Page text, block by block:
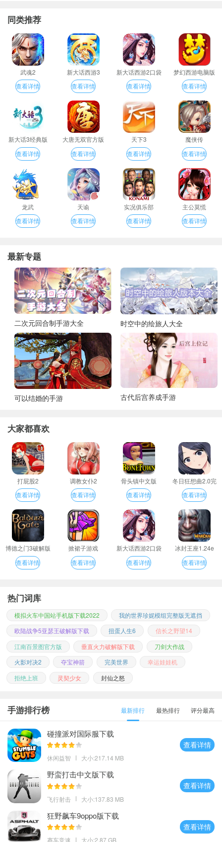
同类推荐
武魂2
查看详情
新大话西游3
查看详情
新大话西游2口袋
版
查看详情
梦幻西游电脑版
查看详情
新大话3经典版
查看详情
大唐无双官方版
查看详情
天下3
查看详情
魔侠传
查看详情
龙武
查看详情
天谕
查看详情
实况俱乐部
查看详情
主公莫慌
查看详情
最新专题
二次元回合制手游大全 时空中的绘旅人大全
可以结婚的手游 古代后宫养成手游
大家都喜欢
打屁股2
查看详情
调教女仆2
查看详情
骨头镇中文版
查看详情
冬日狂想曲2.0完
整汉化版
查看详情
博德之门3破解版
查看详情
掀裙子游戏
查看详情
新大话西游2口袋
版
查看详情
冰封王座1.24e
查看详情
热门词库
模拟火车中国站手机版下载2022
我的世界珍妮模组完整版无遮挡
欧陆战争5亚瑟王破解版下载
扭蛋人生6
信长之野望14
江南百景图官方版
垂直火力破解版下载
刀剑大作战
火影对决2
夺宝神箭 完美世界
幸运娃娃机
拒绝上班
灵契少女 封仙之怒
手游排行榜 最新排行 最热排行 评分最高
碰撞派对国际服下载
休闲益智 大小:217.14 MB
查看详情
野蛮打击中文版下载
飞行射击 大小:137.83 MB
查看详情
狂野飙车9oppo版下载
赛车竞速 大小:2.87 GB
查看详情